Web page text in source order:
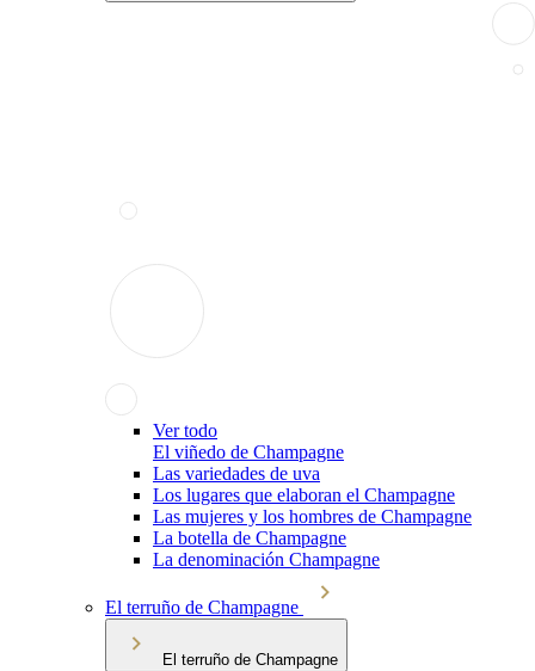
Ver todo
El viñedo de Champagne
Las variedades de uva
Los lugares que elaboran el Champagne
Las mujeres y los hombres de Champagne
La botella de Champagne
La denominación Champagne
El terruño de Champagne
El terruño de Champagne